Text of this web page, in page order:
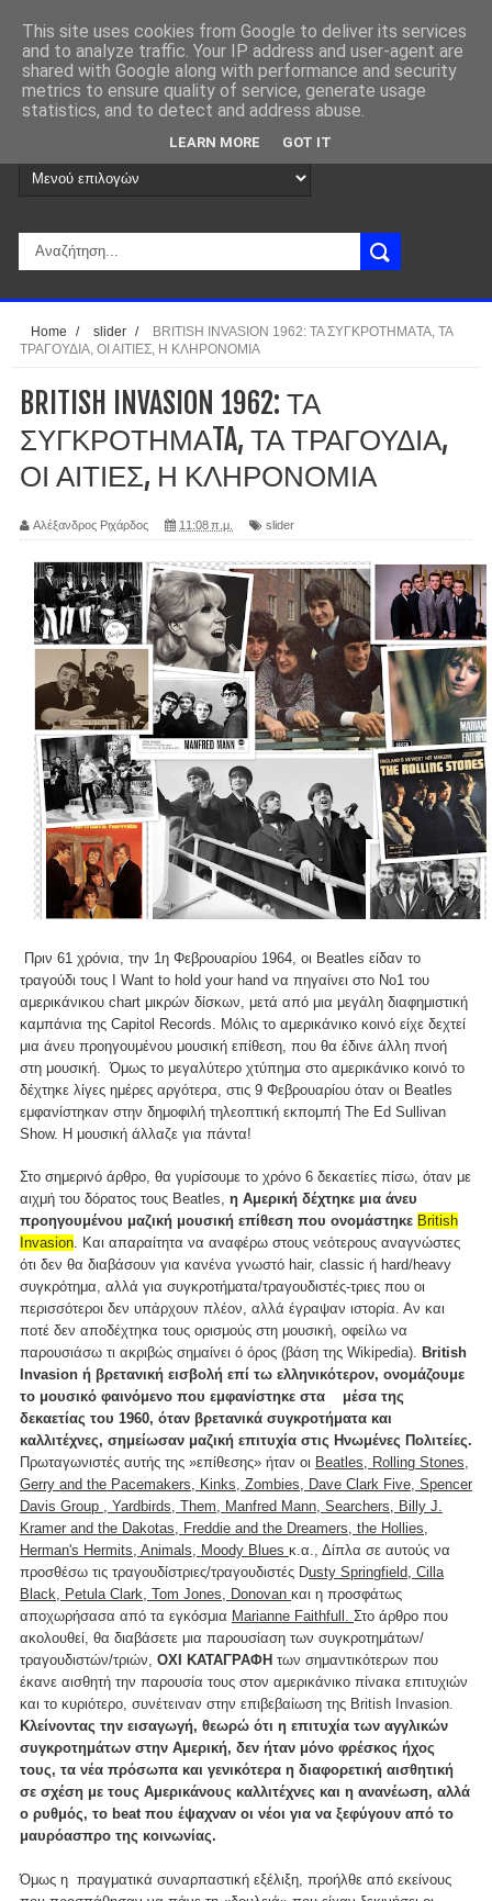
Home / slider /
BRITISH INVASION 1962: ΤΑ ΣΥΓΚΡΟΤΗΜΑTA, ΤΑ
ΤΡΑΓΟΥΔΙΑ, ΟΙ ΑΙΤΙΕΣ, Η ΚΛΗΡΟΝΟΜΙΑ
BRITISH INVASION 1962: ΤΑ
ΣΥΓΚΡΟΤΗΜΑTA, ΤΑ ΤΡΑΓΟΥΔΙΑ,
ΟΙ ΑΙΤΙΕΣ, Η ΚΛΗΡΟΝΟΜΙΑ
Αλέξανδρος Ριχάρδος 11:08 π.μ. slider
Πριν 61 χρόνια, την 1η Φεβρουαρίου 1964, οι Beatles είδαν το
τραγούδι τους I Want to hold your hand να πηγαίνει στο Νο1 του
αμερικάνικου chart μικρών δίσκων, μετά από μια μεγάλη διαφημιστική
καμπάνια της Capitol Records. Μόλις το αμερικάνικο κοινό είχε δεχτεί
μια άνευ προηγουμένου μουσική επίθεση, που θα έδινε άλλη πνοή
στη μουσική. Όμως το μεγαλύτερο χτύπημα στο αμερικάνικο κοινό το
δέχτηκε λίγες ημέρες αργότερα, στις 9 Φεβρουαρίου όταν οι Beatles
εμφανίστηκαν στην δημοφιλή τηλεοπτική εκπομπή The Ed Sullivan
Show. Η μουσική άλλαζε για πάντα!
Στο σημερινό άρθρο, θα γυρίσουμε το χρόνο 6 δεκαετίες πίσω, όταν με
αιχμή του δόρατος τους Beatles, η Αμερική δέχτηκε μια άνευ
προηγουμένου μαζική μουσική επίθεση που ονομάστηκε British
Invasion. Και απαραίτητα να αναφέρω στους νεότερους αναγνώστες
ότι δεν θα διαβάσουν για κανένα γνωστό hair, classic ή hard/heavy
συγκρότημα, αλλά για συγκροτήματα/τραγουδιστές-τριες που οι
περισσότεροι δεν υπάρχουν πλέον, αλλά έγραψαν ιστορία. Αν και
ποτέ δεν αποδέχτηκα τους ορισμούς στη μουσική, οφείλω να
παρουσιάσω τι ακριβώς σημαίνει ό όρος (βάση της Wikipedia). British
Invasion ή βρετανική εισβολή επί τω ελληνικότερον, ονομάζουμε
το μουσικό φαινόμενο που εμφανίστηκε στα μέσα της
δεκαετίας του 1960, όταν βρετανικά συγκροτήματα και
καλλιτέχνες, σημείωσαν μαζική επιτυχία στις Ηνωμένες Πολιτείες.
Πρωταγωνιστές αυτής της »επίθεσης» ήταν οι Beatles, Rolling Stones,
Gerry and the Pacemakers, Kinks, Zombies, Dave Clark Five, Spencer
Davis Group , Yardbirds, Them, Manfred Mann, Searchers, Billy J.
Kramer and the Dakotas, Freddie and the Dreamers, the Hollies,
Herman's Hermits, Animals, Moody Blues κ.α., Δίπλα σε αυτούς να
προσθέσω τις τραγουδίστριες/τραγουδιστές Dusty Springfield, Cilla
Black, Petula Clark, Tom Jones, Donovan και η προσφάτως
αποχωρήσασα από τα εγκόσμια Marianne Faithfull. Στο άρθρο που
ακολουθεί, θα διαβάσετε μια παρουσίαση των συγκροτημάτων/
τραγουδιστών/τριών, ΟΧΙ ΚΑΤΑΓΡΑΦΗ των σημαντικότερων που
έκανε αισθητή την παρουσία τους στον αμερικάνικο πίνακα επιτυχιών
και το κυριότερο, συνέτειναν στην επιβεβαίωση της British Invasion.
Κλείνοντας την εισαγωγή, θεωρώ ότι η επιτυχία των αγγλικών
συγκροτημάτων στην Αμερική, δεν ήταν μόνο φρέσκος ήχος
τους, τα νέα πρόσωπα και γενικότερα η διαφορετική αισθητική
σε σχέση με τους Αμερικάνους καλλιτέχνες και η ανανέωση, αλλά
ο ρυθμός, το beat που έψαχναν οι νέοι για να ξεφύγουν από το
μαυρόασπρο της κοινωνίας.
Όμως η πραγματικά συναρπαστική εξέλιξη, προήλθε από εκείνους
This site uses cookies from Google to deliver its services
and to analyze traffic. Your IP address and user-agent are
shared with Google along with performance and security
metrics to ensure quality of service, generate usage
statistics, and to detect and address abuse.
LEARN MORE GOT IT